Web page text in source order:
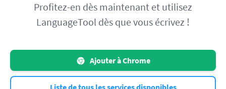
Profitez-en dès maintenant et utilisez
LanguageTool dès que vous écrivez !
Ajouter à Chrome